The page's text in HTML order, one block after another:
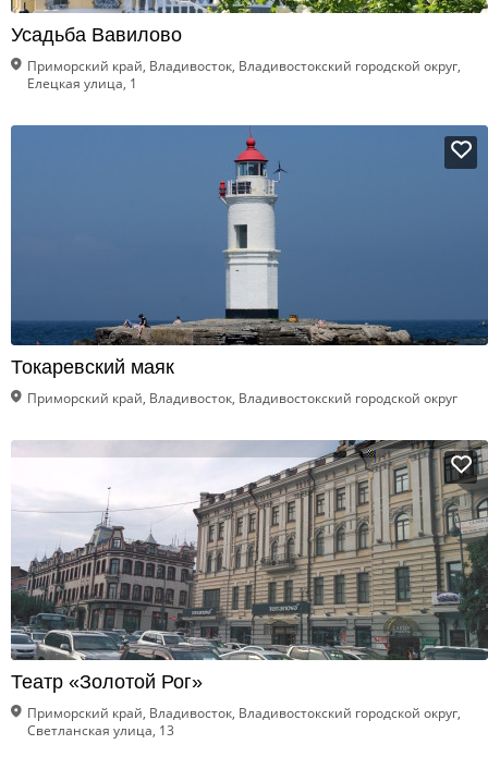
Усадьба Вавилово
Приморский край, Владивосток, Владивостокский городской округ,
Елецкая улица, 1
Токаревский маяк
Приморский край, Владивосток, Владивостокский городской округ
Театр «Золотой Рог»
Приморский край, Владивосток, Владивостокский городской округ,
Светланская улица, 13